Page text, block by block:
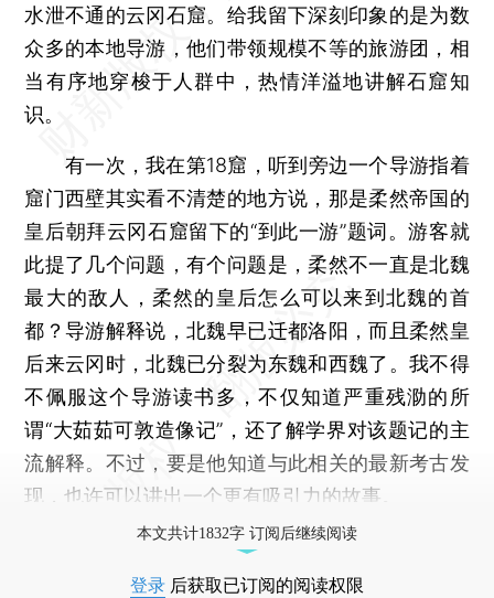
水泄不通的云冈石窟。给我留下深刻印象的是为数
众多的本地导游，他们带领规模不等的旅游团，相
当有序地穿梭于人群中，热情洋溢地讲解石窟知
识。
有一次，我在第18窟，听到旁边一个导游指着
窟门西壁其实看不清楚的地方说，那是柔然帝国的
皇后朝拜云冈石窟留下的“到此一游”题词。游客就
此提了几个问题，有个问题是，柔然不一直是北魏
最大的敌人，柔然的皇后怎么可以来到北魏的首
都？导游解释说，北魏早已迁都洛阳，而且柔然皇
后来云冈时，北魏已分裂为东魏和西魏了。我不得
不佩服这个导游读书多，不仅知道严重残泐的所
谓“大茹茹可敦造像记”，还了解学界对该题记的主
流解释。不过，要是他知道与此相关的最新考古发
现，也许可以讲出一个更有吸引力的故事。
本文共计1832字 订阅后继续阅读
登录 后获取已订阅的阅读权限